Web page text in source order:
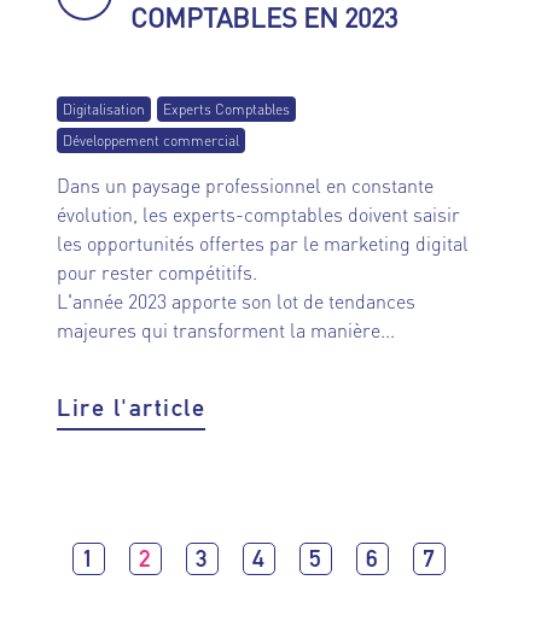
COMPTABLES EN 2023
Digitalisation
Experts Comptables
Développement commercial
Dans un paysage professionnel en constante
évolution, les experts-comptables doivent saisir
les opportunités offertes par le marketing digital
pour rester compétitifs.
L'année 2023 apporte son lot de tendances
majeures qui transforment la manière...
Lire l'article
1 2 3 4 5 6 7